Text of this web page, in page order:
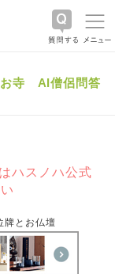
お寺 AI僧侶問答
ハスノハ公式
牌とお仏壇